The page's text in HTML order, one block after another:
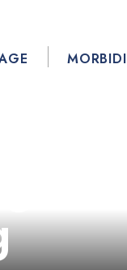
MORBIDI